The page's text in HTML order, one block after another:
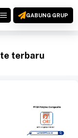
MENUGABUNG GRUP
terbaru